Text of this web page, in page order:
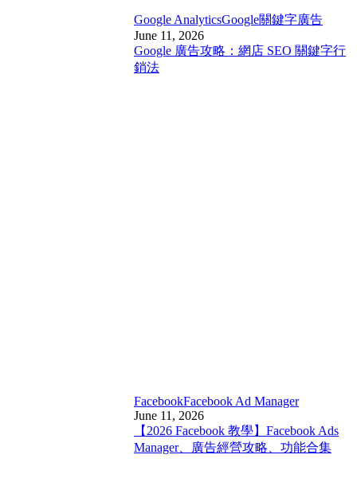
Google AnalyticsGoogle關鍵字廣告
June 11, 2026
Google 廣告攻略：網店 SEO 關鍵字行
銷法
FacebookFacebook Ad Manager
June 11, 2026
【2026 Facebook 教學】Facebook Ads
Manager、廣告經營攻略、功能合集